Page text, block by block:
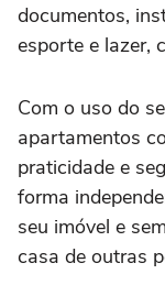
documentos,
esporte e lazer,
Com o uso do
apartamentos
praticidade e
forma
seu imóvel e
casa de outras